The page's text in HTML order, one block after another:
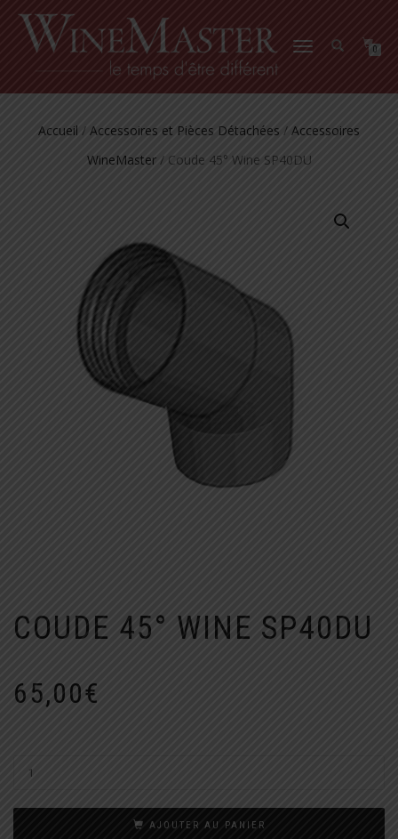
DÉPLIER
0
Accueil / Accessoires et Pièces Détachées / Accessoires
WineMaster/ Coude 45° Wine SP40DU
COUDE 45° WINE SP40DU
65,00€
AJOUTER AU PANIER